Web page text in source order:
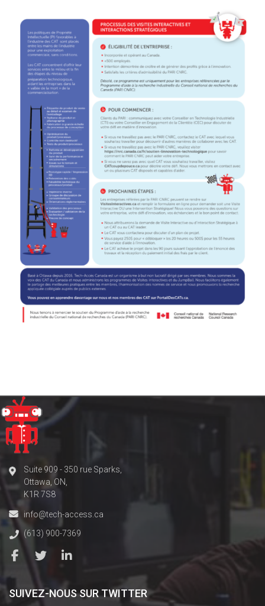
Suite 909 - 350 rue Sparks,
Ottawa, ON,
K1R 7S8
info@tech-access.ca
(613) 900-7369
SUIVEZ-NOUS SUR TWITTER